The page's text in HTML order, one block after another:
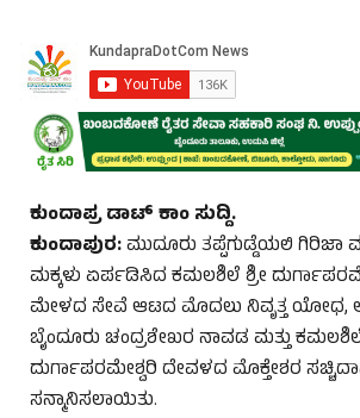
ಕುಂದಾಪ್ರ ಡಾಟ್ ಕಾಂ ಸುದ್ದಿ.
ಕುಂದಾಪುರ:ಮುದೂರು ತಪ್ಪೆಗುಡ್ಡೆಯಲಿ ಗಿರಿಜಾ
ಮಕ್ಕಳು ಏರ್ಪಡಿಸಿದ ಕಮಲಶಿಲೆ ಶ್ರೀ
ಮೇಳದ ಸೇವೆ ಆಟದ ಮೊದಲು ನಿವೃತ್ತ ಯೋಧ,
ಬೈಂದೂರು ಚಂದ್ರಶೇಖರ ನಾವಡ ಮತ್ತು ಕಮಲಶಿಲೆ
ದುರ್ಗಾಪರಮೇಶ್ವರಿ ದೇವಳದ ಮೊಕ್ತೇಶರ
ಸನ್ಮಾನಿಸಲಾಯಿತು.